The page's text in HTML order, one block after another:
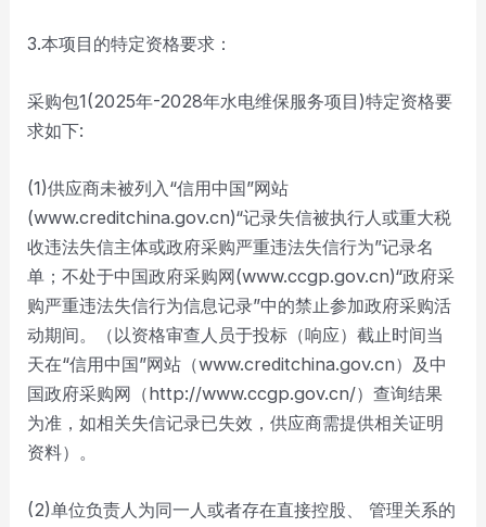
3.本项目的特定资格要求：
采购包1(2025年-2028年水电维保服务项目)特定资格要
求如下:
(1)供应商未被列入“信用中国”网站
(www.creditchina.gov.cn)“记录失信被执行人或重大税
收违法失信主体或政府采购严重违法失信行为”记录名
单；不处于中国政府采购网(www.ccgp.gov.cn)“政府采
购严重违法失信行为信息记录”中的禁止参加政府采购活
动期间。（以资格审查人员于投标（响应）截止时间当
天在“信用中国”网站（www.creditchina.gov.cn）及中
国政府采购网（http://www.ccgp.gov.cn/）查询结果
为准，如相关失信记录已失效，供应商需提供相关证明
资料）。
(2)单位负责人为同一人或者存在直接控股、 管理关系的